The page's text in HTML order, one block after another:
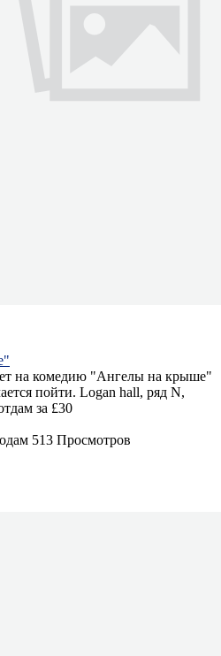
на комедию "Ангелы на крыше"
пойти. Logan hall, ряд N,
за £30
513 Просмотров